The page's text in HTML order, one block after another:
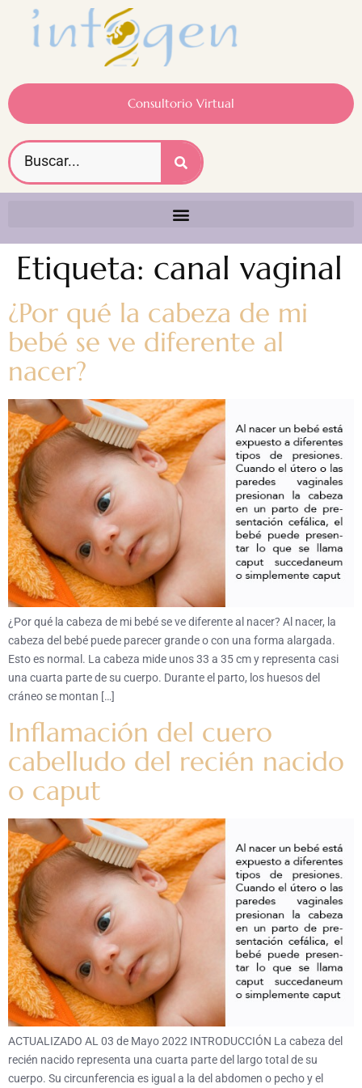
Consultorio Virtual
Etiqueta: canal vaginal
¿Por qué la cabeza de mi
bebé se ve diferente al
nacer?
¿Por qué la cabeza de mi bebé se ve diferente al nacer? Al nacer, la
cabeza del bebé puede parecer grande o con una forma alargada.
Esto es normal. La cabeza mide unos 33 a 35 cm y representa casi
una cuarta parte de su cuerpo. Durante el parto, los huesos del
cráneo se montan […]
Inflamación del cuero
cabelludo del recién nacido
o caput
ACTUALIZADO AL 03 de Mayo 2022 INTRODUCCIÓN La cabeza del
recién nacido representa una cuarta parte del largo total de su
cuerpo. Su circunferencia es igual a la del abdomen o pecho y el